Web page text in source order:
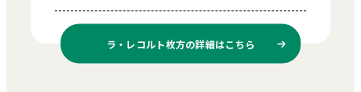
ラ・レコルト枚方の詳細はこちら